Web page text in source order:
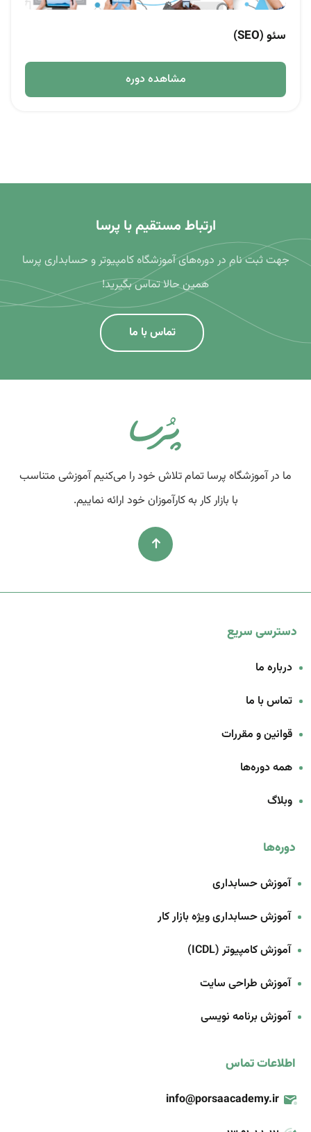
سئو (SEO)
مشاهده دوره
ارتباط مستقیم با پرسا
جهت ثبت نام در دوره‌های آموزشگاه کامپیوتر و حسابداری پرسا
همین حالا تماس بگیرید!
تماس با ما
ما در آموزشگاه پرسا تمام تلاش خود را می‌کنیم آموزشی متناسب
با بازار کار به کارآموزان خود ارائه نماییم.
دسترسی سریع
درباره ما
تماس با ما
قوانین و مقررات
همه دوره‌ها
وبلاگ
دوره‌ها
آموزش حسابداری
آموزش حسابداری ویژه بازار کار
آموزش کامپیوتر (ICDL)
آموزش طراحی سایت
آموزش برنامه‌ نویسی
اطلاعات تماس
info@porsaacademy.ir